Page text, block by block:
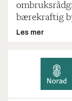
bærekraftig
Les mer